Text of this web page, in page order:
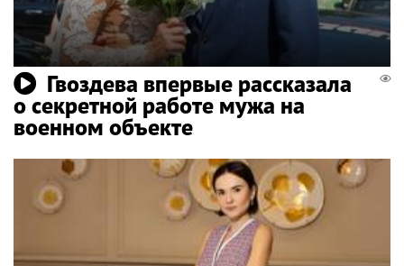
Гвоздева впервые рассказала
о секретной работе мужа на
военном объекте